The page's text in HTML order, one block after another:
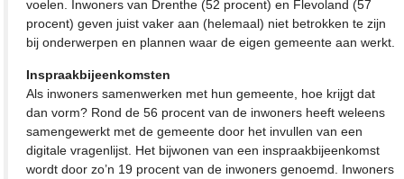
voelen. Inwoners van Drenthe (52 procent) en Flevoland (57
procent) geven juist vaker aan (helemaal) niet betrokken te zijn
bij onderwerpen en plannen waar de eigen gemeente aan werkt.
Inspraakbijeenkomsten
Als inwoners samenwerken met hun gemeente, hoe krijgt dat
dan vorm? Rond de 56 procent van de inwoners heeft weleens
samengewerkt met de gemeente door het invullen van een
digitale vragenlijst. Het bijwonen van een inspraakbijeenkomst
wordt door zo’n 19 procent van de inwoners genoemd. Inwoners